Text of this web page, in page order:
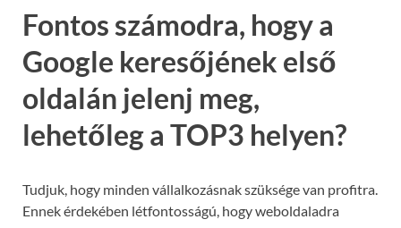
Fontos számodra, hogy a
Google keresőjének első
oldalán jelenj meg,
lehetőleg a TOP3 helyen?
Tudjuk, hogy minden vállalkozásnak szüksége van profitra.
Ennek érdekében létfontosságú, hogy weboldaladra